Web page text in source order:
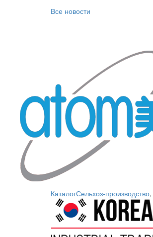
Все новости
КаталогСельхоз-производство,